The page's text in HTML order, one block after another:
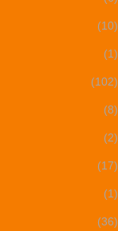
(10)
(1)
(102)
(8)
(2)
(17)
(1)
(36)